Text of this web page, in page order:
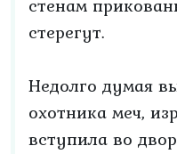
стенам
стерегут.
Недолго думая
охотника меч,
вступила во